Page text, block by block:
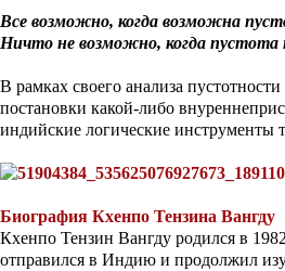
Все возможно, когда возможна
Ничто не возможно, когда пустота
В рамках своего анализа
постановки какой-либо
индийские логические инструменты
Биография Кхенпо Тензина Вангду
Кхенпо Тензин Вангду родился в
отправился в Индию и продолжил